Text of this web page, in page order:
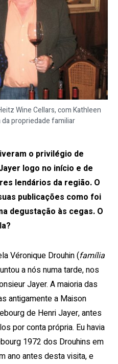
Wine Cellars, com Kathleen
propriedade familiar
o privilégio de
logo no início e de
lendários da região. O
publicações como foi
degustação às cegas. O
Véronique Drouhin (família
a nós numa tarde, nos
Jayer. A maioria das
antigamente a Maison
de Henri Jayer, antes
por conta própria. Eu havia
1972 dos Drouhins em
ano antes desta visita, e